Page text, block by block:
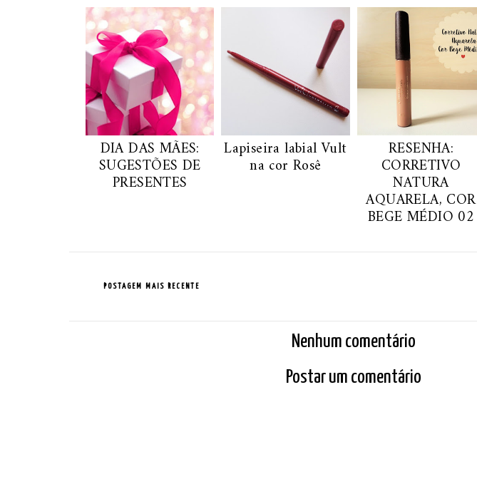
DIA DAS MÃES:
SUGESTÕES DE
PRESENTES
Lapiseira labial Vult
na cor Rosê
RESENHA:
CORRETIVO
NATURA
AQUARELA, COR
BEGE MÉDIO 02
POSTAGEM MAIS RECENTE
Nenhum comentário
Postar um comentário